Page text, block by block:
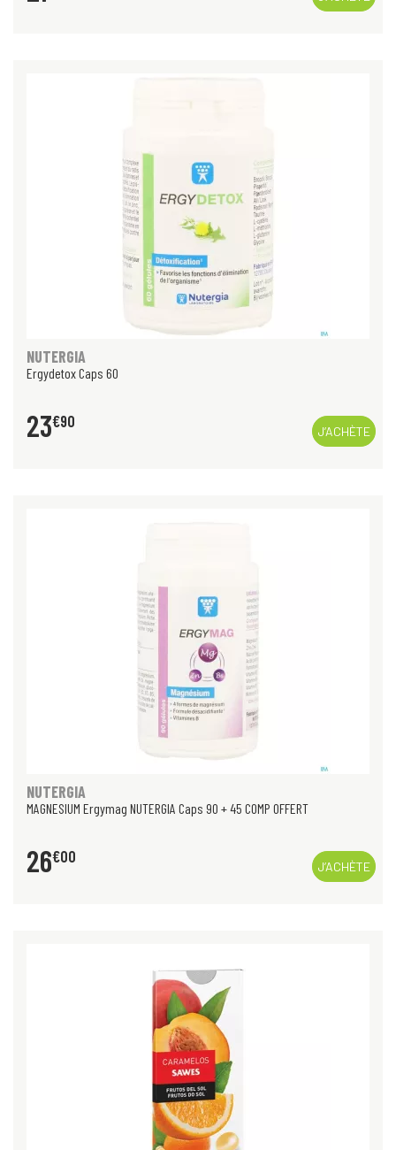
NUTERGIA
Ergydetox Caps 60
23€90
J’ACHÈTE
NUTERGIA
MAGNESIUM Ergymag NUTERGIA Caps 90 + 45 COMP OFFERT
26€00
J’ACHÈTE